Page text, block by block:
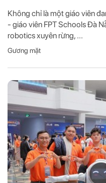
Không chỉ là một giáo viên
- giáo viên FPT Schools Đà
robotics xuyên rừng, ...
Gương mặt